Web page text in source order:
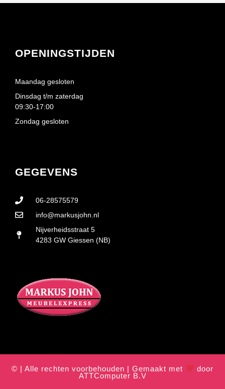
GEGEVENS
06-28575579
info@markusjohn.nl
Nijverheidsstraat 5
4283 GW Giessen (NB)
OPENINGSTIJDEN
Maandag gesloten
Dinsdag t/m zaterdag
09:30-17:00
Zondag gesloten
© | Alle rechten voorbehouden | Gemaakt met
door
ATTComputer B.V